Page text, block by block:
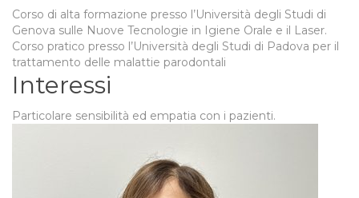
Corso di alta formazione presso l’Università degli Studi di
Genova sulle Nuove Tecnologie in Igiene Orale e il Laser.
Corso pratico presso l’Università degli Studi di Padova per il
trattamento delle malattie parodontali
Interessi
Particolare sensibilità ed empatia con i pazienti.